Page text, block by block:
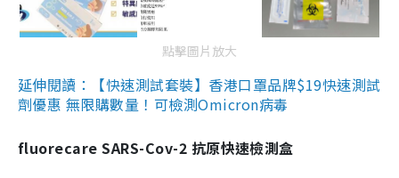
點擊圖片放大
延伸閱讀：【快速測試套裝】香港口罩品牌$19快速測試
劑優惠 無限購數量！可檢測Omicron病毒
fluorecare SARS-Cov-2 抗原快速檢測盒